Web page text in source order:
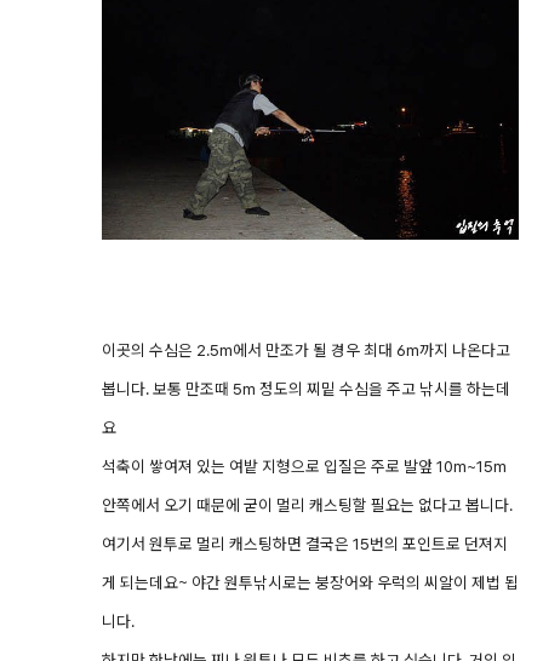
이곳의 수심은 2.5m에서 만조가 될 경우 최대 6m까지 나온다고
봅니다. 보통 만조때 5m 정도의 찌밑 수심을 주고 낚시를 하는데
요
석축이 쌓여져 있는 여밭 지형으로 입질은 주로 발앞 10m~15m
안쪽에서 오기 때문에 굳이 멀리 캐스팅할 필요는 없다고 봅니다.
여기서 원투로 멀리 캐스팅하면 결국은 15번의 포인트로 던져지
게 되는데요~ 야간 원투낚시로는 붕장어와 우럭의 씨알이 제법 됩
니다.